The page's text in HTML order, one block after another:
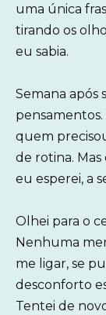
uma única
tirando os
eu sabia.
Semana após
quem
de rotina.
eu esperei, a
Olhei para o
Nenhuma
me ligar, se
desconforto
Tentei de